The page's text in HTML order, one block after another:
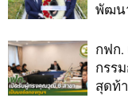
พัฒน
กฟก.
กรร
สุดท้